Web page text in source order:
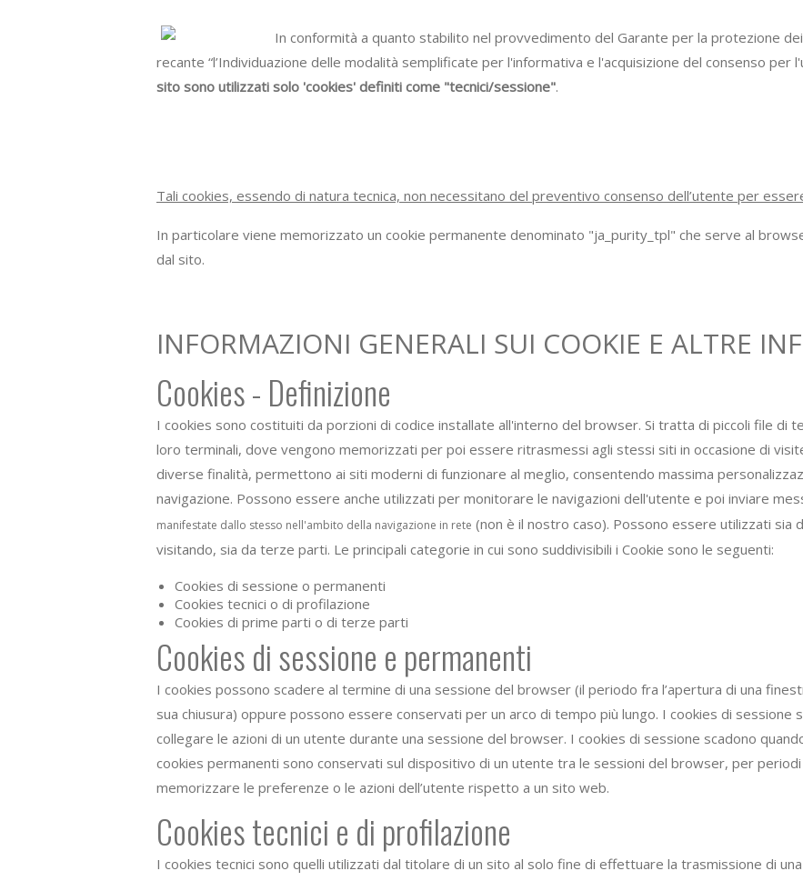
In conformità a quanto stabilito nel provvedimento del Garante per la protezione
recante “l’Individuazione delle modalità semplificate per l'informativa e l'acquisizione del consenso per
sito sono utilizzati solo 'cookies' definiti come "tecnici/sessione".
Tali cookies, essendo di natura tecnica, non necessitano del preventivo consenso dell’utente per
In particolare viene memorizzato un cookie permanente denominato "ja_purity_tpl" che serve al
dal sito.
INFORMAZIONI GENERALI SUI COOKIE E ALTRE
Cookies - Definizione
I cookies sono costituiti da porzioni di codice installate all'interno del browser. Si tratta di piccoli file di
loro terminali, dove vengono memorizzati per poi essere ritrasmessi agli stessi siti in occasione di
diverse finalità, permettono ai siti moderni di funzionare al meglio, consentendo massima
navigazione. Possono essere anche utilizzati per monitorare le navigazioni dell'utente e poi inviare
manifestate dallo stesso nell'ambito della navigazione in rete (non è il nostro caso). Possono essere utilizzati sia
visitando, sia da terze parti. Le principali categorie in cui sono suddivisibili i Cookie sono le seguenti:
Cookies di sessione o permanenti
Cookies tecnici o di profilazione
Cookies di prime parti o di terze parti
Cookies di sessione e permanenti
I cookies possono scadere al termine di una sessione del browser (il periodo fra l’apertura di una
sua chiusura) oppure possono essere conservati per un arco di tempo più lungo. I cookies di sessione
collegare le azioni di un utente durante una sessione del browser. I cookies di sessione scadono
cookies permanenti sono conservati sul dispositivo di un utente tra le sessioni del browser, per
memorizzare le preferenze o le azioni dell’utente rispetto a un sito web.
Cookies tecnici e di profilazione
I cookies tecnici sono quelli utilizzati dal titolare di un sito al solo fine di effettuare la trasmissione di